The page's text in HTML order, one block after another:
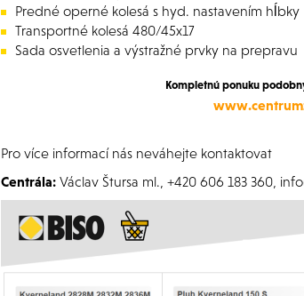
Predné operné kolesá s hyd. nastavením hĺbky
Transportné kolesá 480/45x17
Sada osvetlenia a výstražné prvky na prepravu
Kompletnú ponuku
Pro více informací nás neváhejte kontaktovat
Centrála: Václav Štursa ml., +420 606 183 360,